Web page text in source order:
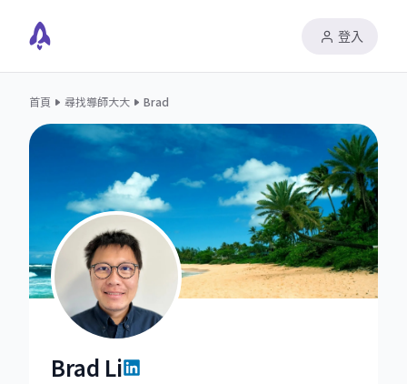
登入
首頁 尋找導師大大 Brad
Brad Li|Staff Machine Learning Engineer at Google
Brad Li